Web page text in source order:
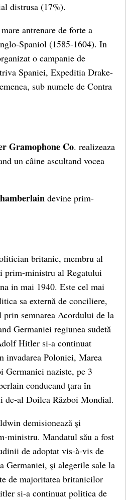
distrusa (17%).
antrenare de forte a
Spaniol (1585-1604). In
o campanie de
Spaniei, Expeditia Drake-
sub numele de Contra
Gramophone Co. realizeaza
un câine ascultand vocea
devine prim-
britanic, membru al
prim-ministru al Regatului
in mai 1940. Este cel mai
sa externă de conciliere,
prin semnarea Acordului de la
Germaniei regiunea sudetă
Hitler si-a continuat
invadarea Poloniei, Marea
Germaniei naziste, pe 3
conducand ţara în
de-al Doilea Război Mondial.
demisionează şi
ministru. Mandatul său a fost
de adoptat vis-à-vis de
Germaniei, şi alegerile sale la
de majoritatea britanicilor
si-a continuat politica de